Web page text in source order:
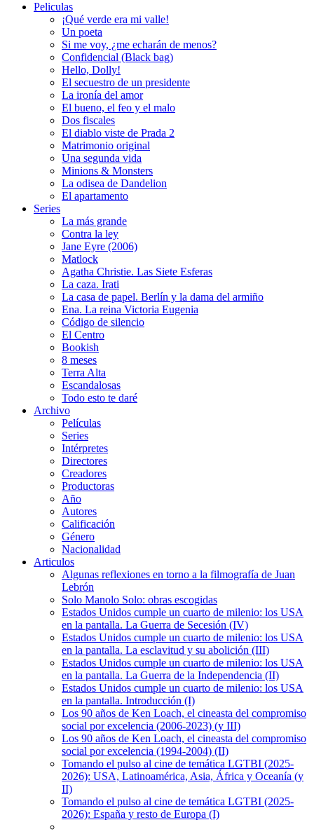
Peliculas
¡Qué verde era mi valle!
Un poeta
Si me voy, ¿me echarán de menos?
Confidencial (Black bag)
Hello, Dolly!
El secuestro de un presidente
La ironía del amor
El bueno, el feo y el malo
Dos fiscales
El diablo viste de Prada 2
Matrimonio original
Una segunda vida
Minions & Monsters
La odisea de Dandelion
El apartamento
Series
La más grande
Contra la ley
Jane Eyre (2006)
Matlock
Agatha Christie. Las Siete Esferas
La caza. Irati
La casa de papel. Berlín y la dama del armiño
Ena. La reina Victoria Eugenia
Código de silencio
El Centro
Bookish
8 meses
Terra Alta
Escandalosas
Todo esto te daré
Archivo
Películas
Series
Intérpretes
Directores
Creadores
Productoras
Año
Autores
Calificación
Género
Nacionalidad
Articulos
Algunas reflexiones en torno a la filmografía de Juan
Lebrón
Solo Manolo Solo: obras escogidas
Estados Unidos cumple un cuarto de milenio: los USA
en la pantalla. La Guerra de Secesión (IV)
Estados Unidos cumple un cuarto de milenio: los USA
en la pantalla. La esclavitud y su abolición (III)
Estados Unidos cumple un cuarto de milenio: los USA
en la pantalla. La Guerra de la Independencia (II)
Estados Unidos cumple un cuarto de milenio: los USA
en la pantalla. Introducción (I)
Los 90 años de Ken Loach, el cineasta del compromiso
social por excelencia (2006-2023) (y III)
Los 90 años de Ken Loach, el cineasta del compromiso
social por excelencia (1994-2004) (II)
Tomando el pulso al cine de temática LGTBI (2025-
2026): USA, Latinoamérica, Asia, África y Oceanía (y
II)
Tomando el pulso al cine de temática LGTBI (2025-
2026): España y resto de Europa (I)